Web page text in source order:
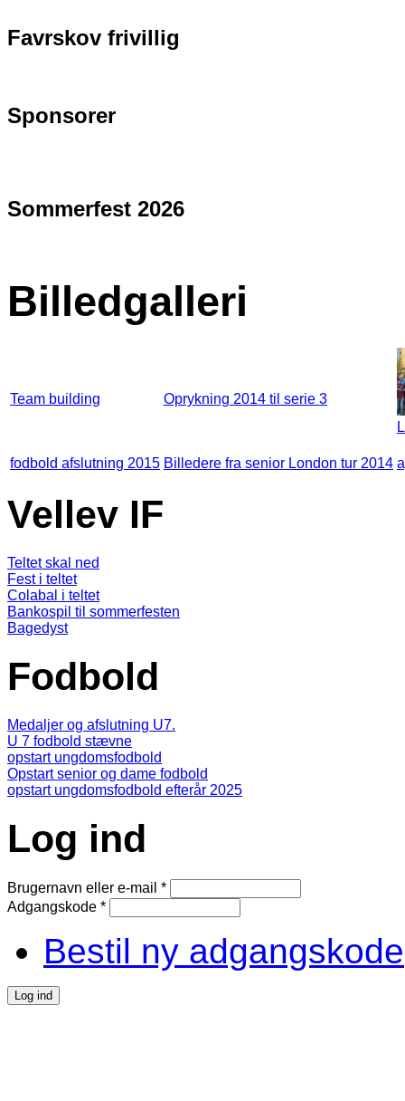
Favrskov frivillig
Sponsorer
Sommerfest 2026
Billedgalleri
Team building
Oprykning 2014 til serie 3
fodbold afslutning 2015 Billedere fra senior London tur 2014
Vellev IF
Teltet skal ned
Fest i teltet
Colabal i teltet
Bankospil til sommerfesten
Bagedyst
Fodbold
Medaljer og afslutning U7.
U 7 fodbold stævne
opstart ungdomsfodbold
Opstart senior og dame fodbold
opstart ungdomsfodbold efterår 2025
Log ind
Brugernavn eller e-mail *
Adgangskode *
Bestil ny adgangskode